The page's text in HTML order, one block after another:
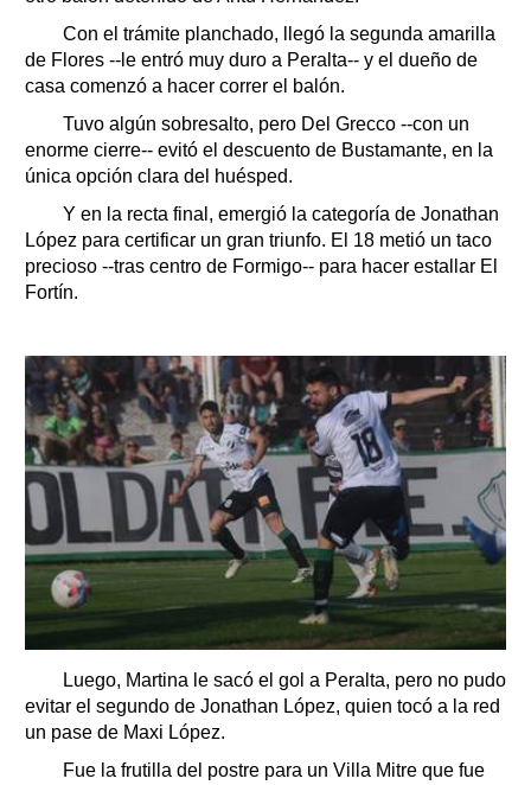
Con el trámite planchado, llegó la segunda amarilla
de Flores --le entró muy duro a Peralta-- y el dueño de
casa comenzó a hacer correr el balón.
Tuvo algún sobresalto, pero Del Grecco --con un
enorme cierre-- evitó el descuento de Bustamante, en la
única opción clara del huésped.
Y en la recta final, emergió la categoría de Jonathan
López para certificar un gran triunfo. El 18 metió un taco
precioso --tras centro de Formigo-- para hacer estallar El
Fortín.
Luego, Martina le sacó el gol a Peralta, pero no pudo
evitar el segundo de Jonathan López, quien tocó a la red
un pase de Maxi López.
Fue la frutilla del postre para un Villa Mitre que fue